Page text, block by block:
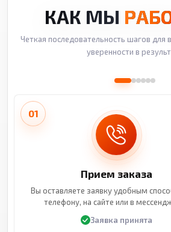
КАК МЫ
Четкая последовательность шагов для
уверенности в
01
Прием заказа
Вы оставляете заявку удобным
телефону, на сайте или в
Заявка принята